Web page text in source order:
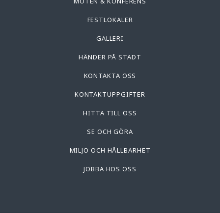
FESTLOKALER
GALLERI
HÄNDER PÅ STADT
KONTAKTA OSS
KONTAKTUPPGIFTER
HITTA TILL OSS
SE OCH GÖRA
MILJÖ OCH HÅLLBARHET
JOBBA HOS OSS